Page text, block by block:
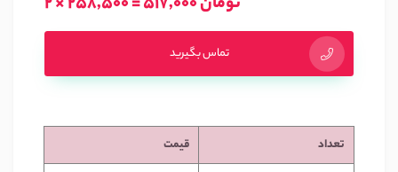
تماس بگیرید
تعداد
قیمت